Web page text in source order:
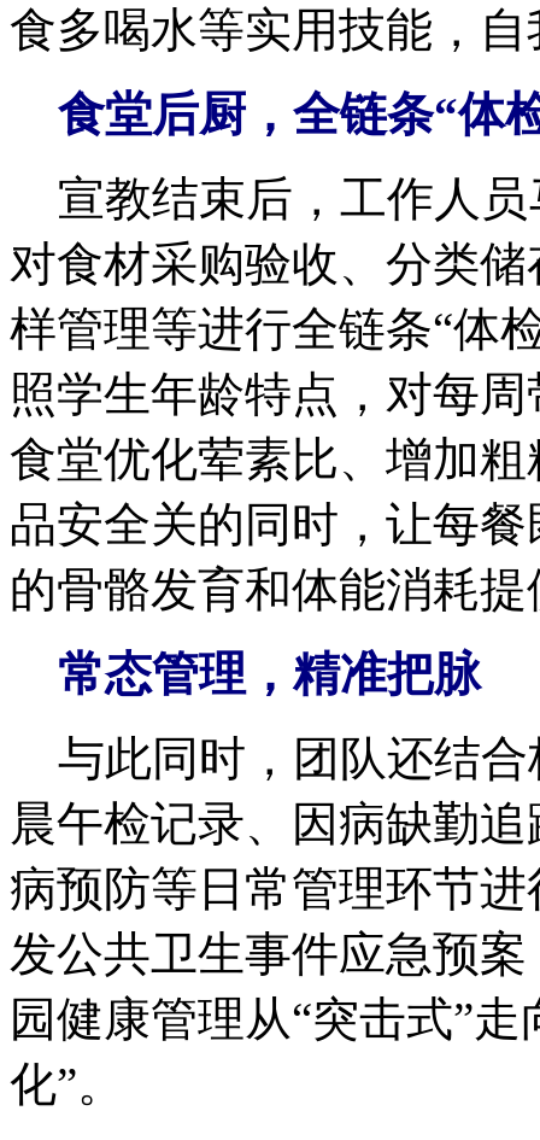
食多喝水等实用技能，
食堂后厨，全链条“体
宣教结束后，工作人员
对食材采购验收、分类
样管理等进行全链条“体
照学生年龄特点，对每
食堂优化荤素比、增加
品安全关的同时，让每
的骨骼发育和体能消耗
常态管理，精准把脉
与此同时，团队还结合
晨午检记录、因病缺勤
病预防等日常管理环节
发公共卫生事件应急预
园健康管理从“突击式”
化”。